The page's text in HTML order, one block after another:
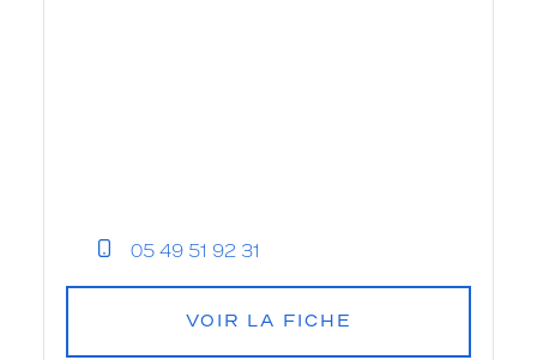
05 49 51 92 31
VOIR LA FICHE